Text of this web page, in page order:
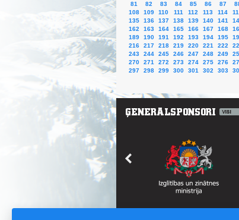
81
82 83 84 85 86 87
108
109 110 111 112 113 114
135
136 137 138 139 140 141
162
163 164 165 166 167 168
189
190 191 192 193 194 195
216
217 218 219 220 221 222
243
244 245 246 247 248 249
270
271 272 273 274 275 276
297
298 299 300 301 302 303